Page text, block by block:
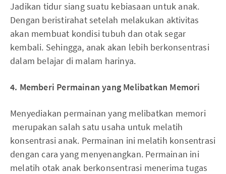
Jadikan tidur siang suatu kebiasaan untuk anak.
Dengan beristirahat setelah melakukan aktivitas
akan membuat kondisi tubuh dan otak segar
kembali. Sehingga, anak akan lebih berkonsentrasi
dalam belajar di malam harinya.
4. Memberi Permainan yang Melibatkan Memori
Menyediakan permainan yang melibatkan memori
merupakan salah satu usaha untuk melatih
konsentrasi anak. Permainan ini melatih konsentrasi
dengan cara yang menyenangkan. Permainan ini
melatih otak anak berkonsentrasi menerima tugas